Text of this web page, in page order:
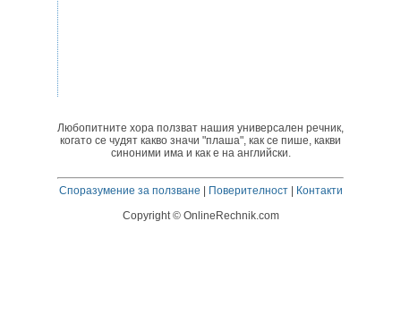
Любопитните хора ползват нашия универсален речник,
когато се чудят какво значи "плаша", как се пише, какви
синоними има и как е на английски.
Споразумение за ползване Поверителност|
Контакти
Copyright © OnlineRechnik.com